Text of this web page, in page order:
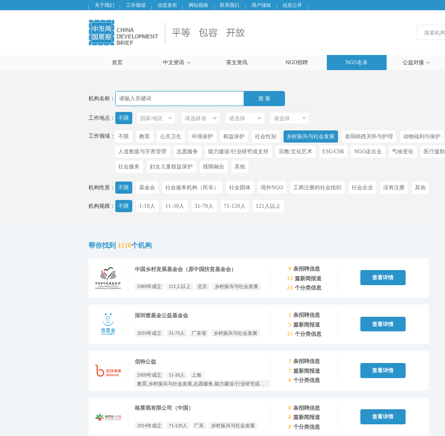
关于我们 工作领域 信息发布 网站指南 联系我们 用户须知 信息公开
首页 中文资讯 英文资讯 NGO招聘 NGO名录 公益对接
机构名称： 搜 索
工作地点： 不限
工作领域： 不限 教育 公共卫生 环境保护 权益保护 社会性别 乡村振兴与社会发展 老弱病残关怀与护理 动物福利与保护
人道救援与灾害管理 志愿服务 能力建设/行业研究或支持 宗教/文化艺术 ESG/CSR NGO走出去 气候变化 医疗援助
社会服务 妇女儿童权益保护 残障融合 其他
机构性质： 不限 基金会 社会服务机构（民非） 社会团体 境外NGO 工商注册的社会组织 社会企业 没有注册 其他
机构规模： 不限 1-10人 11-30人 31-70人 71-120人 121人以上
帮你找到 1110个机构
中国乡村发展基金会（原中国扶贫基金会）
1989年成立 121人以上 北京 乡村振兴与社会发展
9 条招聘信息
13 篇新闻报道
24 个分类信息
查看详情
深圳壹基金公益基金会
2010年成立 31-70人 广东省 乡村振兴与社会发展
1 条招聘信息
3 篇新闻报道
15 个分类信息
查看详情
佰特公益
2009年成立 11-30人
上海
3 条招聘信息
7 篇新闻报道
0 个分类信息
查看详情
格莱珉有限公司（中国）
2014年成立 71-120人 广东 乡村振兴与社会发展
0 条招聘信息
8 篇新闻报道
0 个分类信息
查看详情